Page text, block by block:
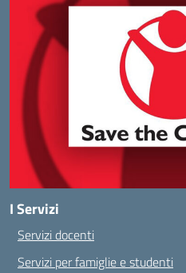
I Servizi
Servizi docenti
Servizi per famiglie e studenti